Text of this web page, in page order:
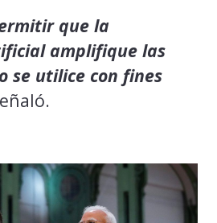
que la
amplifique las
se utilice con fines